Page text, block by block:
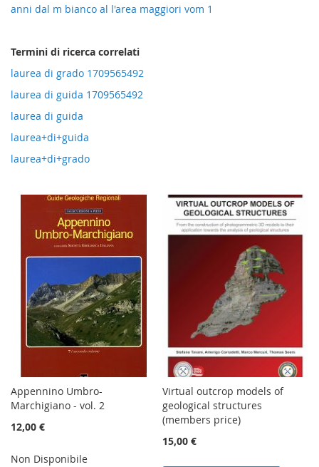
anni dal m bianco al l'area maggiori vom 1
Termini di ricerca correlati
laurea di grado 1709565492
laurea di guida 1709565492
laurea di guida
laurea+di+guida
laurea+di+grado
Appennino Umbro-
Marchigiano - vol. 2
12,00 €
Non Disponibile
Virtual outcrop models of
geological structures
(members price)
15,00 €